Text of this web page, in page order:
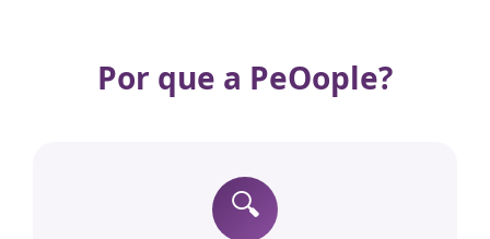
Por que a PeOople?
🔍